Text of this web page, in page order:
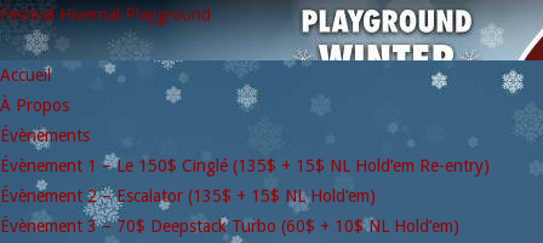
Festival Hivernal Playground
Accueil
À Propos
Évènements
Évènement 1 – Le 150$ Cinglé (135$ + 15$ NL Hold’em Re-entry)
Évènement 2 – Escalator (135$ + 15$ NL Hold’em)
Évènement 3 – 70$ Deepstack Turbo (60$ + 10$ NL Hold’em)